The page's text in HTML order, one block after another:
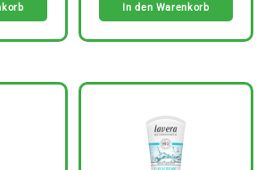
In den Warenkorb